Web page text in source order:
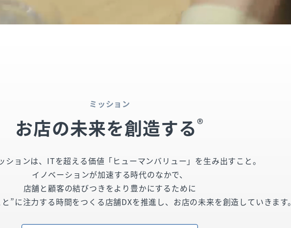
ミッション
お店の未来を創造する®
ションは、ITを超える価値「ヒューマンバリュー」を生み出すこと。
イノベーションが加速する時代のなかで、
店舗と顧客の結びつきをより豊かにするために
”に注力する時間をつくる店舗DXを推進し、お店の未来を創造していきます。